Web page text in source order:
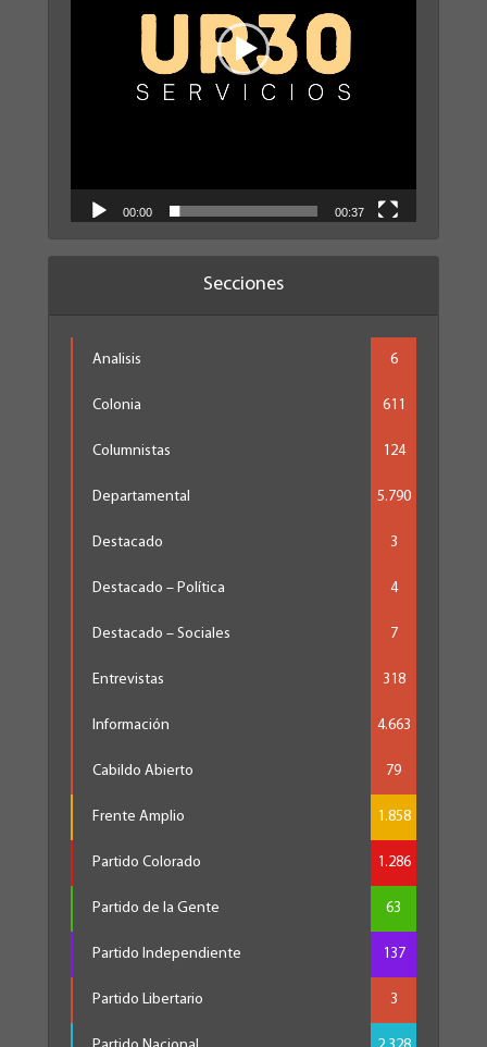
00:00 00:37
Secciones
Analisis 6
Colonia 611
Columnistas 124
Departamental 5.790
Destacado 3
Destacado – Política 4
Destacado – Sociales 7
Entrevistas 318
Información 4.663
Cabildo Abierto 79
Frente Amplio 1.858
Partido Colorado 1.286
Partido de la Gente 63
Partido Independiente 137
Partido Libertario 3